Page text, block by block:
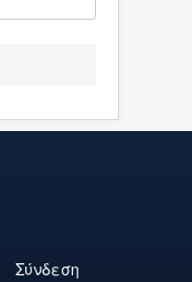
Σύνδεση